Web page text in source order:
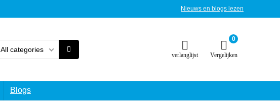
Nieuws en blogs lezen
All categories
verlanglijst
0
Vergelijken
Blogs